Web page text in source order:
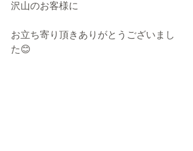
沢山のお客様に
お立ち寄り頂きありがとうございまし
た😊